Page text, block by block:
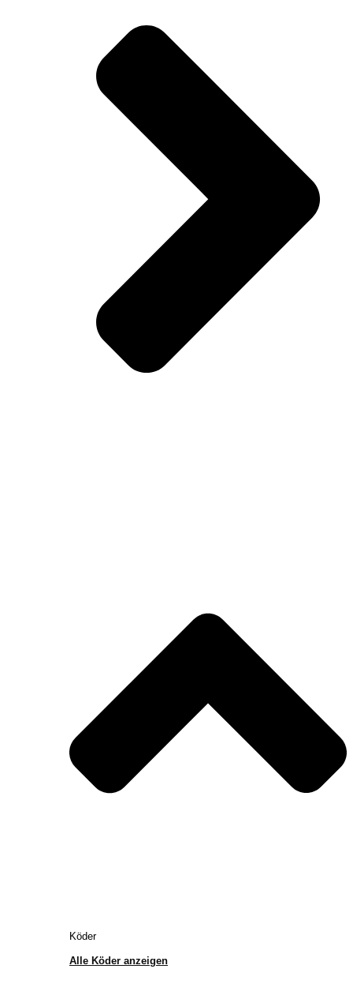
Köder
Alle Köder anzeigen